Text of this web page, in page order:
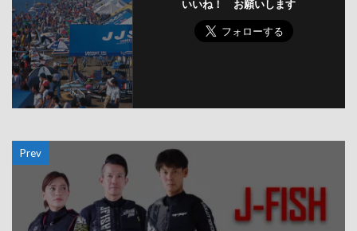
いいね！ お願いします
Prev